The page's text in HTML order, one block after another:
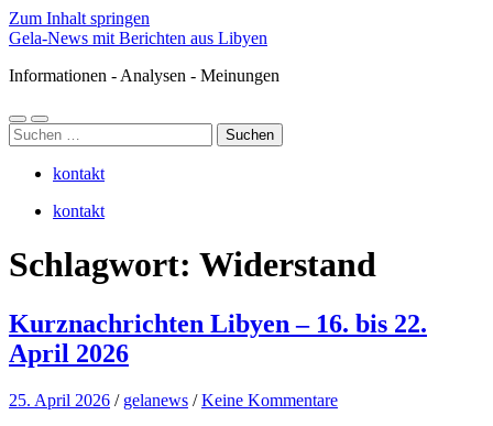
Zum Inhalt springen
Gela-News mit Berichten aus Libyen
Informationen - Analysen - Meinungen
Mobile-
Menü
Suchfeld
ein-/ausblenden
Suchen
nach:
kontakt
kontakt
Schlagwort: Widerstand
Kurznachrichten Libyen – 16. bis 22.
April 2026
25. April 2026 / gelanews /Keine Kommentare